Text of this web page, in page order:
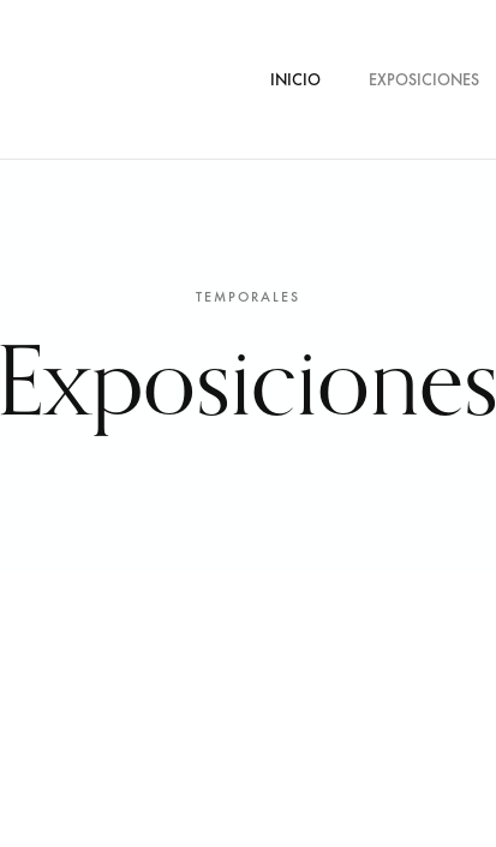
INICIO EXPOSICIONES
TEMPORALES
Exposiciones